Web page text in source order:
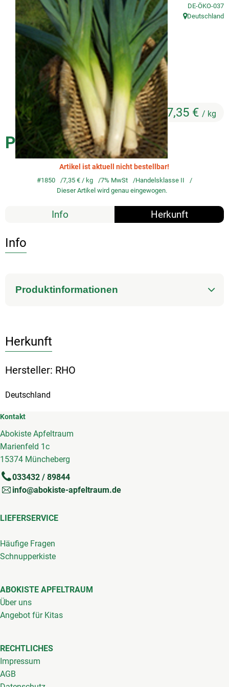
So geht's
Service
Unsere regionalen Erzeuger
Porree
7,35 € / kg
, Kontrollstelle:
DE-ÖKO-037
, Herkunft:
Deutschland
Artikel ist aktuell nicht bestellbar!
#1850 7,35 € / kg 7% MwSt
Handelsklasse II
Dieser Artikel wird genau eingewogen.
Info Herkunft
Info
Produktinformationen
Herkunft
Hersteller: RHO
Deutschland
Kontakt
Abokiste Apfeltraum
Marienfeld 1c
15374 Müncheberg
033432 / 89844
info@abokiste-apfeltraum.de
LIEFERSERVICE
Häufige Fragen
Schnupperkiste
ABOKISTE APFELTRAUM
Über uns
Angebot für Kitas
RECHTLICHES
Impressum
AGB